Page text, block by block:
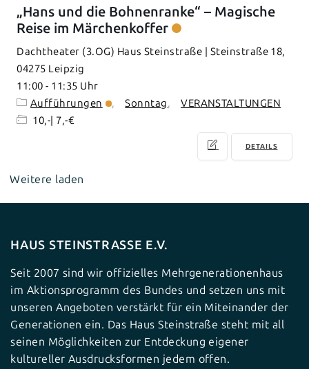
„Hans und die Bohnenranke“ – Magische
Reise im Märchenkoffer
Dachtheater (3.OG) Haus Steinstraße | Steinstraße 18,
04275 Leipzig
11:00 - 11:35
Aufführungen
Sonntag
VERANSTALTUNGEN
10,-| 7,-€
DETAILS
Weitere laden
HAUS STEINSTRASSE E.V.
Seit 2007 sind wir offizielles Mehrgenerationenhaus
im Aktionsprogramm des Bundes und setzen uns mit
unseren Angeboten verstärkt für ein Miteinander der
Generationen ein. Das Haus Steinstraße steht mit all
seinen Möglichkeiten zur Entdeckung eigener
kultureller Ausdrucksformen jedem offen.